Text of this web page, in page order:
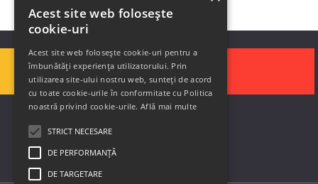
Acest site web folosește
cookie-uri
Acest site web folosește cookie-uri pentru a
îmbunătăți experiența utilizatorului. Prin
utilizarea site-ului nostru web, sunteți de acord
cu toate cookie-urile în conformitate cu Politica
noastră privind cookie-urile. Află mai multe
STRICT NECESARE
DE PERFORMANȚĂ
DE TARGETARE